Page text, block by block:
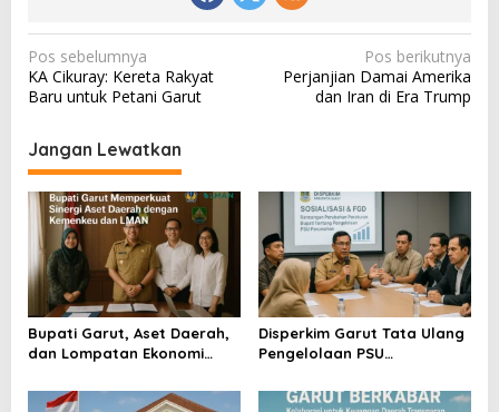
N
a
i
g
a
s
i
p
o
s
Pos sebelumnya
KA Cikuray: Kereta Rakyat
Baru untuk Petani Garut
Pos berikutnya
Perjanjian Damai Amerika
dan Iran di Era Trump
Jangan Lewatkan
Bupati Garut, Aset Daerah,
dan Lompatan Ekonomi
Disperkim Garut Tata Ulang
Pengelolaan PSU